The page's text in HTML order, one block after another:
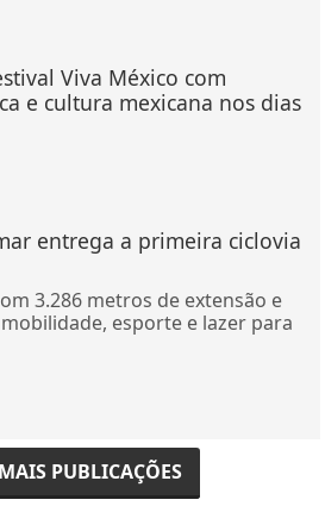
Viva México com
e cultura mexicana nos dias
entrega a primeira ciclovia
3.286 metros de extensão e
esporte e lazer para
PUBLICAÇÕES